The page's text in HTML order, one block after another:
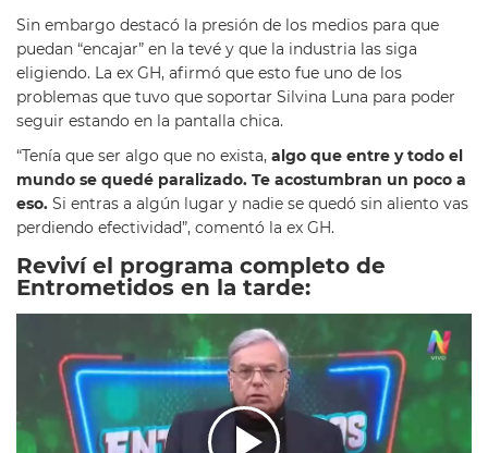
Sin embargo destacó la presión de los medios para que
puedan “encajar” en la tevé y que la industria las siga
eligiendo. La ex GH, afirmó que esto fue uno de los
problemas que tuvo que soportar Silvina Luna para poder
seguir estando en la pantalla chica.
“Tenía que ser algo que no exista, algo que entre y todo el
mundo se quedé paralizado. Te acostumbran un poco a
eso. Si entras a algún lugar y nadie se quedó sin aliento vas
perdiendo efectividad”, comentó la ex GH.
Reviví el programa completo de
Entrometidos en la tarde: